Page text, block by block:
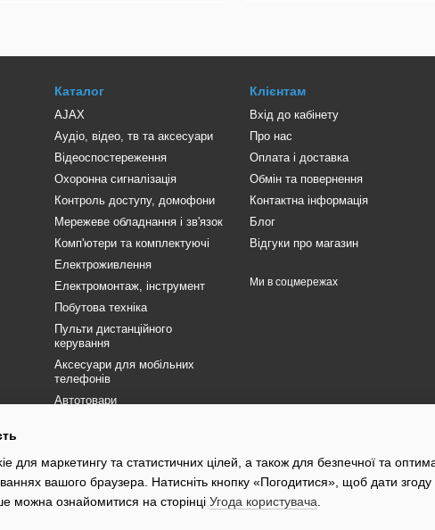
Каталог
AJAX
Аудіо, відео, тв та аксесуари
Відеоспостереження
Охоронна сигналізація
Контроль доступу, домофони
Мережеве обладнання і зв'язок
Комп'ютери та комплектуючі
Електроживлення
Електромонтаж, інструмент
Побутова техніка
Пульти дистанційного
керування
Аксесуари для мобільних
телефонів
Автотовари
Розпродаж
Клієнтам
Вхід до кабінету
Про нас
Оплата і доставка
Обмін та повернення
Контактна інформація
Блог
Відгуки про магазин
Ми в соцмережах
для маркетингу та статистичних цілей, а також для безпечної та
вашого браузера. Натисніть кнопку «Погодитися», щоб дати згоду
можна ознайомитися на сторінці Угода користувача